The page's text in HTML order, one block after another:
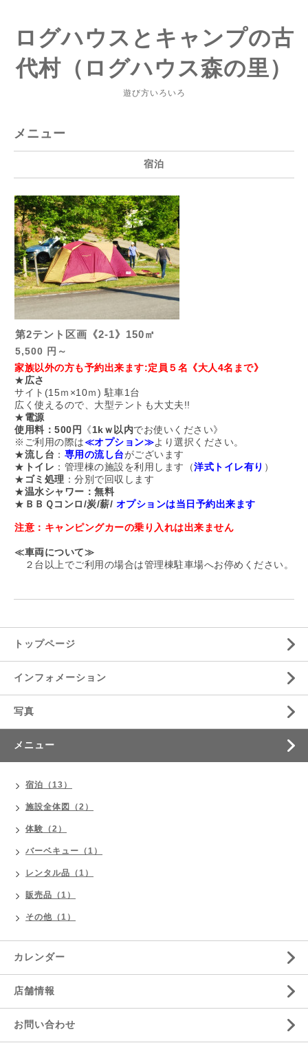
ログハウスとキャンプの古
代村（ログハウス森の里）
遊び方いろいろ
メニュー
宿泊
第2テント区画《2-1》150㎡
5,500 円～
家族以外の方も予約出来ます:定員５名《大人4名まで》
★広さ
サイト(15ｍ×10ｍ) 駐車1台
広く使えるので、大型テントも大丈夫!!
★電源
使用料：500円
《1kｗ以内でお使いください》
※ご利用の際は≪オプション≫より選択ください。
★流し台 ： 専用の流し台がございます
★ トイレ ：管理棟の施設を利用します（洋式トイレ有り ）
★ ゴミ処理 ：分別で回収します
★温水シャワー：無料
★ ＢＢＱコンロ/炭/薪/ オプションは当日予約出来ます
注意：キャンピングカーの乗り入れは出来ません
≪車両について≫
２台以上でご利用の場合は管理棟駐車場へお停めください。
トップページ
インフォメーション
写真
メニュー
宿泊（13）
施設全体図（2）
体験（2）
バーベキュー（1）
レンタル品（1）
販売品（1）
その他（1）
カレンダー
店舗情報
お問い合わせ